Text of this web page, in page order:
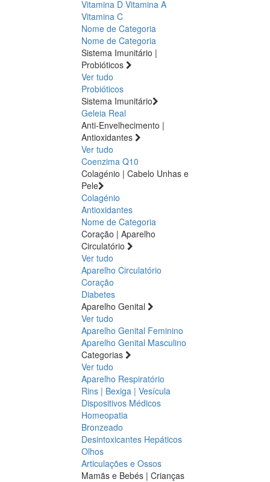
Vitamina D Vitamina A
Vitamina C
Nome de Categoria
Nome de Categoria
Sistema Imunitário |
Probióticos
Ver tudo
Probióticos
Sistema Imunitário
Geleia Real
Anti-Envelhecimento |
Antioxidantes
Ver tudo
Coenzima Q10
Colagénio | Cabelo Unhas e
Pele
Colagénio
Antioxidantes
Nome de Categoria
Coração | Aparelho
Circulatório
Ver tudo
Aparelho Circulatório
Coração
Diabetes
Aparelho Genital
Ver tudo
Aparelho Genital Feminino
Aparelho Genital Masculino
Categorias
Ver tudo
Aparelho Respiratório
Rins | Bexiga | Vesícula
Dispositivos Médicos
Homeopatia
Bronzeado
Desintoxicantes Hepáticos
Olhos
Articulações e Ossos
Mamãs e Bebés | Crianças